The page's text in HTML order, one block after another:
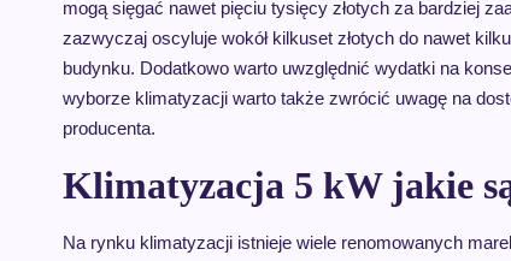
mogą sięgać nawet pięciu tysięcy złotych za bardziej
zazwyczaj oscyluje wokół kilkuset złotych do nawet
budynku. Dodatkowo warto uwzględnić wydatki na
wyborze klimatyzacji warto także zwrócić uwagę na
producenta.
Klimatyzacja 5 kW jakie
Na rynku klimatyzacji istnieje wiele renomowanych